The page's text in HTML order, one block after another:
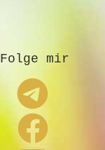
Folge mir